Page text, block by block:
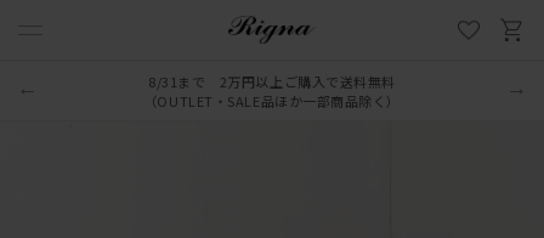
8/31まで 2万円以上ご購入で送料無料
（OUTLET・SALE品ほか一部商品除く）